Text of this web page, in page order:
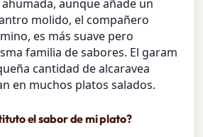
aunque añade un
molido, el compañero
es más suave pero
familia de sabores. El garam
cantidad de alcaravea
en muchos platos salados.
el sabor de mi plato?